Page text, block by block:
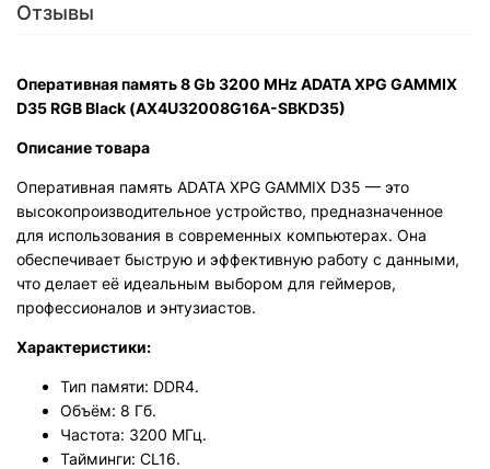
Отзывы
Оперативная память 8 Gb 3200 MHz ADATA XPG GAMMIX
D35 RGB Black (AX4U32008G16A-SBKD35)
Описание товара
Оперативная память ADATA XPG GAMMIX D35 — это
высокопроизводительное устройство, предназначенное
для использования в современных компьютерах. Она
обеспечивает быструю и эффективную работу с данными,
что делает её идеальным выбором для геймеров,
профессионалов и энтузиастов.
Характеристики:
Тип памяти: DDR4.
Объём: 8 Гб.
Частота: 3200 МГц.
Тайминги: CL16.